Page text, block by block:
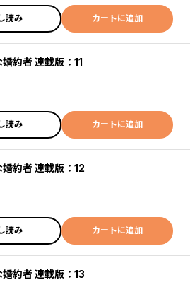
読み カートに追加
約者 連載版：11
読み カートに追加
約者 連載版：12
読み カートに追加
約者 連載版：13